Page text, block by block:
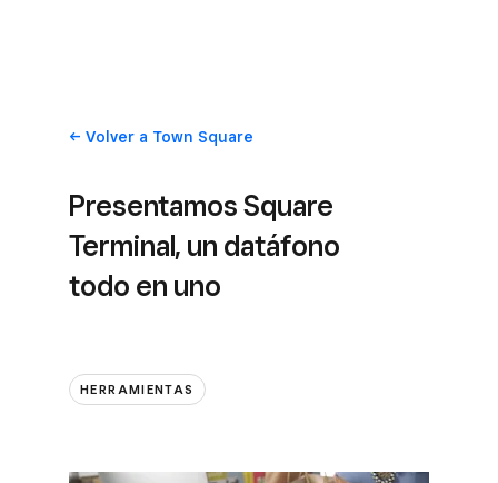
Volvera Town Square
Presentamos Square
Terminal, un datáfono
todo en uno
HERRAMIENTAS